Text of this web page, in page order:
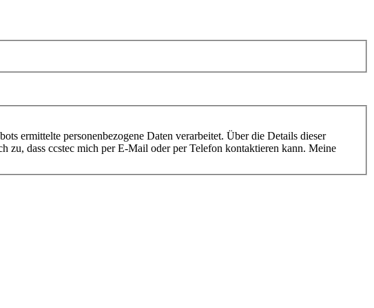
ermittelte personenbezogene Daten verarbeitet. Über die Details dieser
zu, dass ccstec mich per E-Mail oder per Telefon kontaktieren kann. Meine